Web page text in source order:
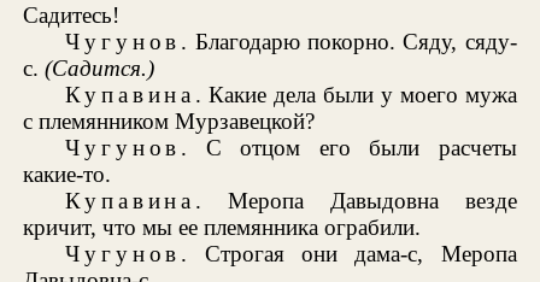
Садитесь!
Чугунов . Благодарю покорно. Сяду, сяду-
с.(Садится.)
Купавина . Какие дела были у моего мужа
с племянником Мурзавецкой?
Чугунов . С отцом его были расчеты
какие-то.
Купавина . Меропа Давыдовна везде
кричит, что мы ее племянника ограбили.
Чугунов . Строгая они дама-с, Меропа